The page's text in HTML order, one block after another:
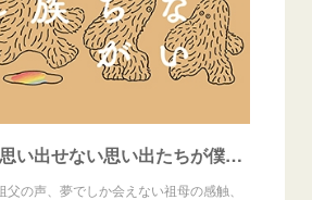
スズキナオ 『思い出せない思い出たちが僕らを家族にしてくれる』 | 新潮社
の声、夢でしか会えない祖母の感触、